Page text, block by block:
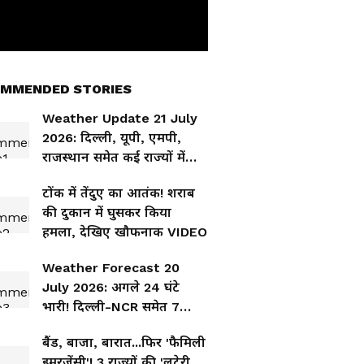
STORIES
Weather Update 21 July
2026: दिल्ली, यूपी, एमपी,
राजस्थान समेत कई राज्यों में
भारी बारिश की चेतावनी
टोंक में तेंदुए का आतंक! शराब
की दुकान में घुसकर किया
हमला, देखिए खौफनाक VIDEO
Weather Forecast 20
July 2026: अगले 24 घंटे
भारी! दिल्ली-NCR समेत 7
बड़ा अलर्ट
बैंड, बाजा, बारात...फिर 'फैमिली